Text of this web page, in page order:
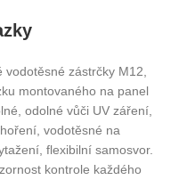
zástrčky M12,
montovaného na panel
odolné vůči UV záření,
vodotěsné na
flexibilní samosvor.
kontrole každého